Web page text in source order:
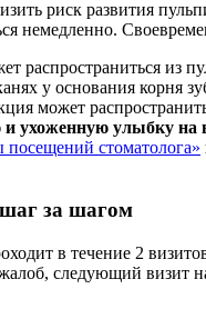
риск развития
немедленно.
распространиться
у основания корня
может
ухоженную улыбку
стоматолога»
за шагом
в течение 2
следующий визит